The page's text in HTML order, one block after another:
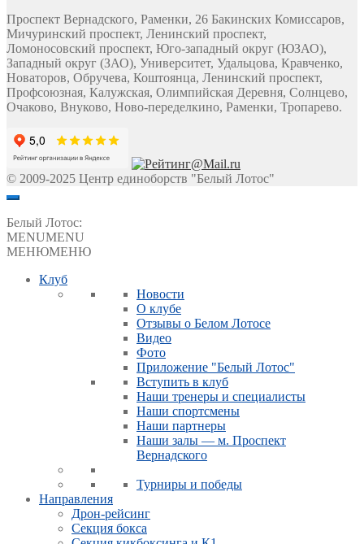
Проспект Вернадского, Раменки, 26 Бакинских Комиссаров,
Мичуринский проспект, Ленинский проспект,
Ломоносовский проспект, Юго-западный округ (ЮЗАО),
Западный округ (ЗАО), Университет, Удальцова, Кравченко,
Новаторов, Обручева, Коштоянца, Ленинский проспект,
Профсоюзная, Калужская, Олимпийская Деревня, Солнцево,
Очаково, Внуково, Ново-переделкино, Раменки, Тропарево.
© 2009-2025 Центр единоборств "Белый Лотос"
Белый Лотос:
MENUMENU
МЕНЮМЕНЮ
Клуб
Новости
О клубе
Отзывы о Белом Лотосе
Видео
Фото
Приложение "Белый Лотос"
Вступить в клуб
Наши тренеры и специалисты
Наши спортсмены
Наши партнеры
Наши залы — м. Проспект
Вернадского
Турниры и победы
Направления
Дрон-рейсинг
Секция бокса